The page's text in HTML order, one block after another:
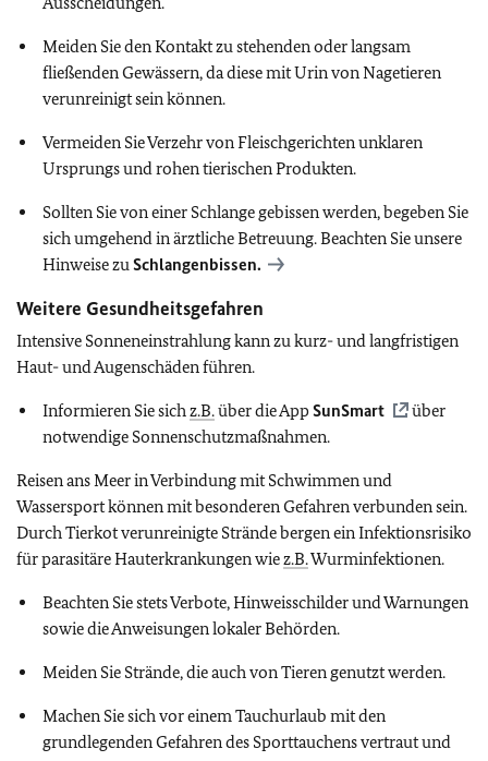
Meiden Sie den Kontakt zu stehenden oder langsam
fließenden Gewässern, da diese mit Urin von Nagetieren
verunreinigt sein können.
Vermeiden Sie Verzehr von Fleischgerichten unklaren
Ursprungs und rohen tierischen Produkten.
Sollten Sie von einer Schlange gebissen werden, begeben Sie
sich umgehend in ärztliche Betreuung. Beachten Sie unsere
Hinweise zuSchlangenbissen.
Weitere Gesundheitsgefahren
Intensive Sonneneinstrahlung kann zu kurz- und langfristigen
Haut- und Augenschäden führen.
Informieren Sie sichz.B.über die AppSunSmart
über
notwendige Sonnenschutzmaßnahmen.
Reisen ans Meer in Verbindung mit Schwimmen und
Wassersport können mit besonderen Gefahren verbunden sein.
Durch Tierkot verunreinigte Strände bergen ein Infektionsrisiko
für parasitäre Hauterkrankungen wiez.B.Wurminfektionen.
Beachten Sie stets Verbote, Hinweisschilder und Warnungen
sowie die Anweisungen lokaler Behörden.
Meiden Sie Strände, die auch von Tieren genutzt werden.
Machen Sie sich vor einem Tauchurlaub mit den
grundlegenden Gefahren des Sporttauchens vertraut und